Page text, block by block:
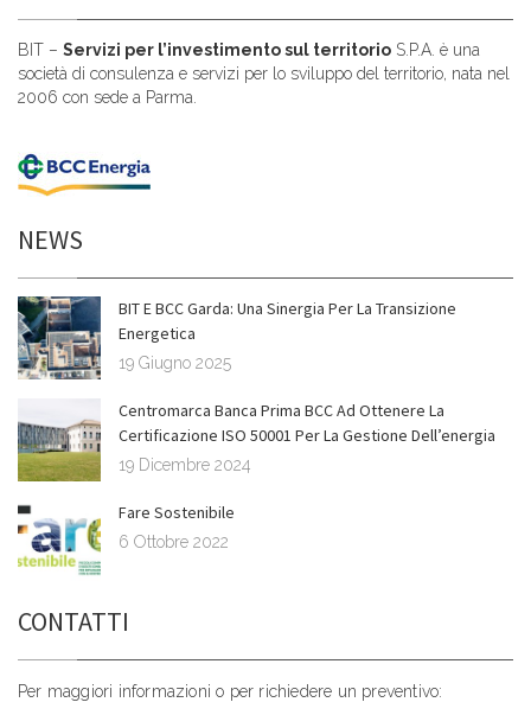
BIT – Servizi per l’investimento sul territorio S.P.A. è una
società di consulenza e servizi per lo sviluppo del territorio, nata nel
2006 con sede a Parma.
NEWS
BIT E BCC Garda: Una Sinergia Per La Transizione
Energetica
19 Giugno 2025
Centromarca Banca Prima BCC Ad Ottenere La
Certificazione ISO 50001 Per La Gestione Dell’energia
19 Dicembre 2024
Fare Sostenibile
6 Ottobre 2022
CONTATTI
Per maggiori informazioni o per richiedere un preventivo: